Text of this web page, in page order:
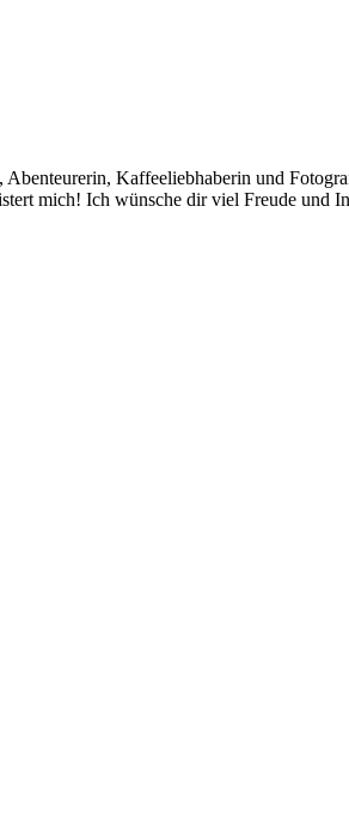
Kaffeeliebhaberin und
mich! Ich wünsche dir viel Freude und